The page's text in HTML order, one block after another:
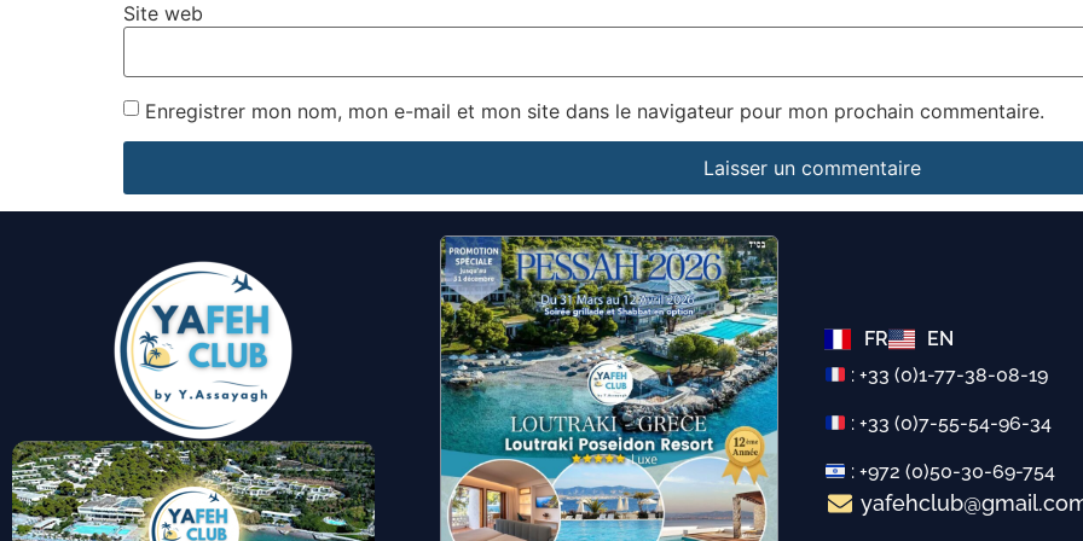
Site web
Enregistrer mon nom, mon e-mail et mon site dans le navigateur pour mon prochain commentaire.
FR
EN
: +33 (0)1-77-38-08-19
: +33 (0)7-55-54-96-34
: +972 (0)50-30-69-754